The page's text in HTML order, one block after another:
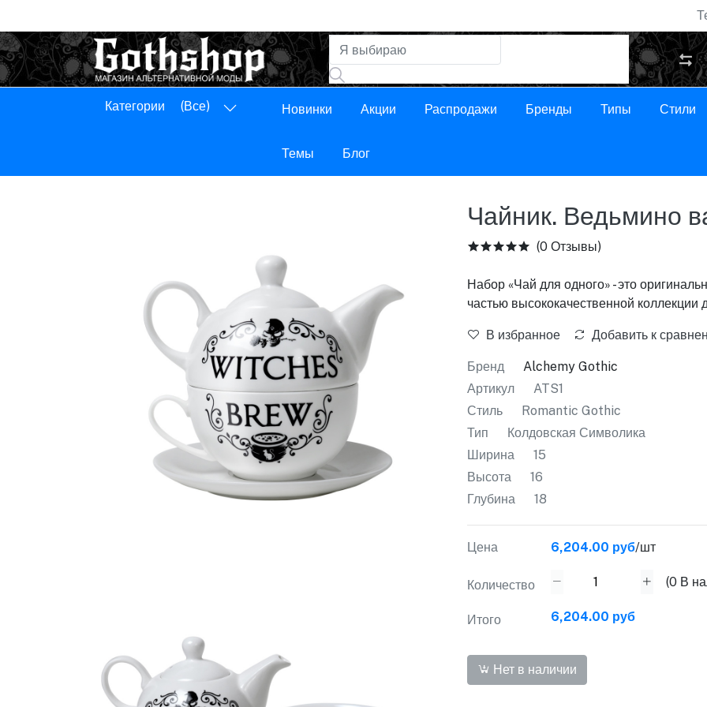
Панель управления
Категории (Все) Новинки Акции Распродажи Бренды Типы Стили
Темы Блог
Чайник. Ведьмино
(0 Отзывы)
Набор «Чай для одного» - это
частью высококачественной коллекции
В избранное Добавить к
Бренд
Alchemy Gothic
Артикул
ATS1
Стиль
Romantic Gothic
Тип
Колдовская Символика
Ширина
15
Высота
16
Глубина
18
Цена 6,204.00 руб/шт
Количество (0В
Итого 6,204.00 руб
Нет в наличии